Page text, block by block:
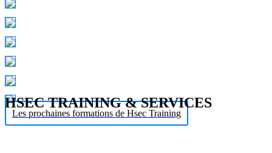
Les prochaines formations de Hsec Training
HSEC TRAINING & SERVICES